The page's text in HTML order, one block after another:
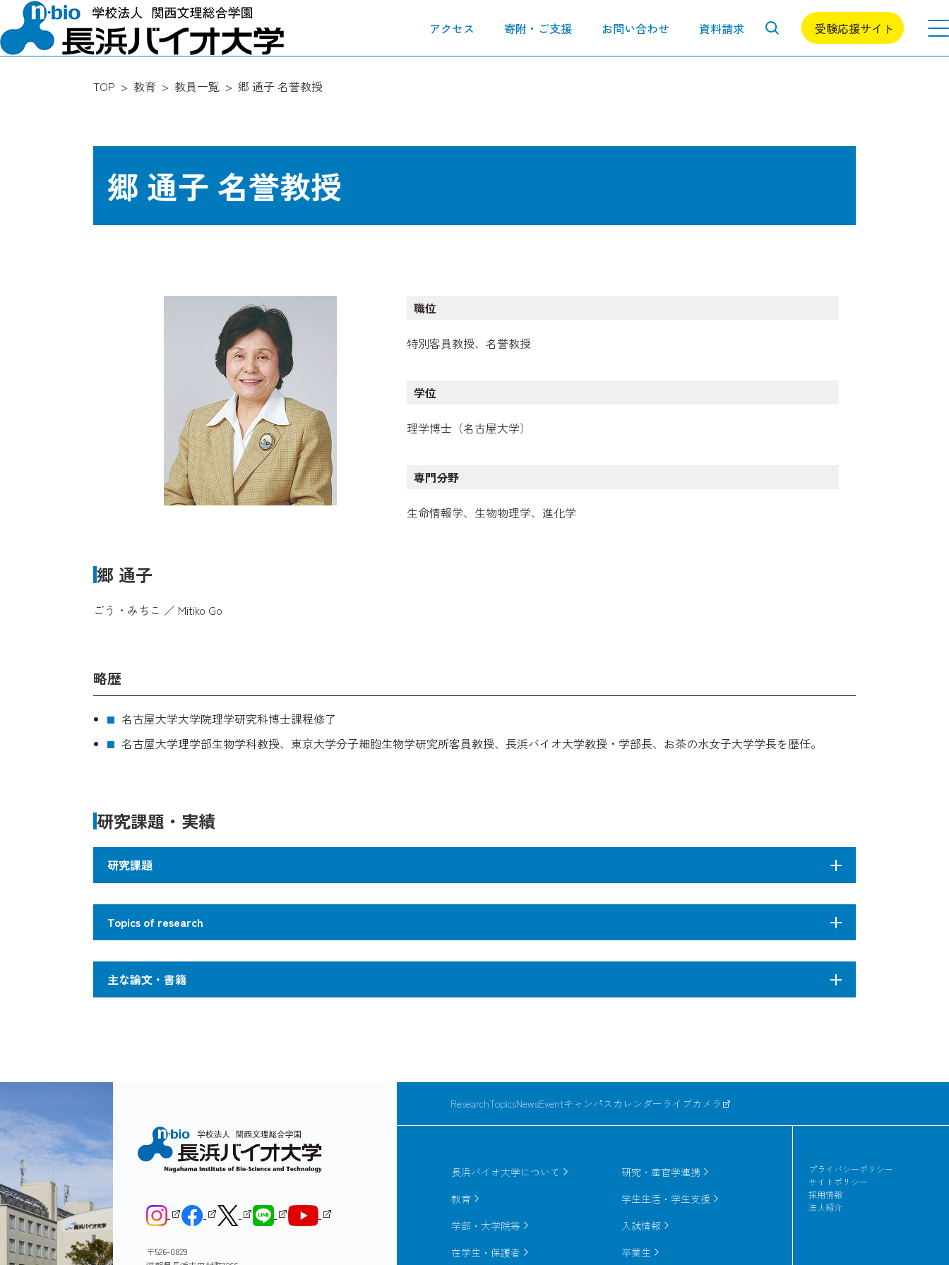
アクセス 寄附・ご支援 お問い合わせ 資料請求 受験応援サイト
TOP 教育 教員一覧 郷 通子 名誉教授
郷 通子 名誉教授
郷 通子
ごう・みちこ ／ Mitiko Go
職位
特別客員教授、名誉教授
学位
理学博士（名古屋大学）
専門分野
生命情報学、生物物理学、進化学
略歴
名古屋大学大学院理学研究科博士課程修了
名古屋大学理学部生物学科教授、東京大学分子細胞生物学研究所客員教授、長浜バイオ大学教授・学部長、お茶の水女子大学学長を歴任。
研究課題・実績
研究課題
ヒトをはじめとする多様な生物のゲノム情報が急速に集積している。ゲノムの塩基配列に従って、生命現象が展開される。しかし、ゲノムの塩
基配列からタンパク質への「翻訳」は、単純ではなく、ある時は塩基配列を読み飛ばしたり（選択的スプライシング）、ゲノムの塩基配列を別
の塩基に読み換えてから、タンパク質に翻訳する（RNA編集）という、驚くほど複雑な仕組みが存在する。これらの現象の生物的戦略の解明とバ
イオテクノロジーとしての展開を目指して研究を進めている。
多種類のタンパク質を生む分子機構と考えられ、イントロンの役
的スプライシングは真核生物の特色である。選択的スプライシン
グにより、タンパク質機能を調節している例（アシルタンパク質
チオエステラーゼＩ）を図Bに示す。
Topics of research
Genomic information of various species is accumulating with high speed. Translation of genomic information to proteins is not straight-forward, and
there are unexpectedly complex steps to produce various kinds of proteins from a single gene (alternative splicing ) and translation to a protein after
conversion of a single base of mRNA to different kind of base (RNA editing ). We analyze these biological strategies to produce diversity and aim to
various alternative splicing (AS). Alternative splicing is a mechanism
to produce various proteins from a single gene and this is an
important role of introns exiting in eukaryotic genomes. An example
of AS regulating the enzymatic function is shown for acyl protein
主な論文・書籍
Hijikata, A., Yura, K., Noguti, T., Go, M., Revisiting gap locations in amino acid swquence alignments and a proposal for a method
to improve them by introducing solvent accessibility. Proteins: Structure, Function, and Bioinformatics, 79(6), 1868-1877 (2011).
Shionyu, M., Yamaguchi, A., Shinoda, K., Takahashi, K., Go, M., AS-ALPS: a database for analyzing the effects of alternative
splicing on protein structure, interaction and network in human and mouse. Nucleic Acids Res, 37(Database issue), D305-9 (2009).
〒526-0829
ResearchTopicsNewsEventキャンパスカレンダーライブカメラ
長浜バイオ大学について
研究・産官学連携
教育
学生生活・学生支援
学部・大学院等
入試情報
在学生・保護者
卒業生
プライバシーポリシー
サイトポリシー
採用情報
法人紹介